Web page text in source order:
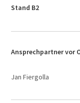
Stand B2
Ansprechpartner vor
Jan Fiergolla